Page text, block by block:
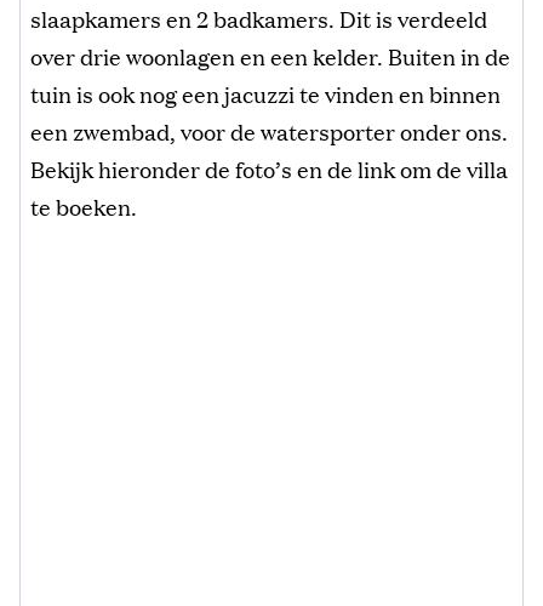
slaapkamers en 2 badkamers. Dit is verdeeld
over drie woonlagen en een kelder. Buiten in de
tuin is ook nog een jacuzzi te vinden en binnen
een zwembad, voor de watersporter onder ons.
Bekijk hieronder de foto’s en de link om de villa
te boeken.